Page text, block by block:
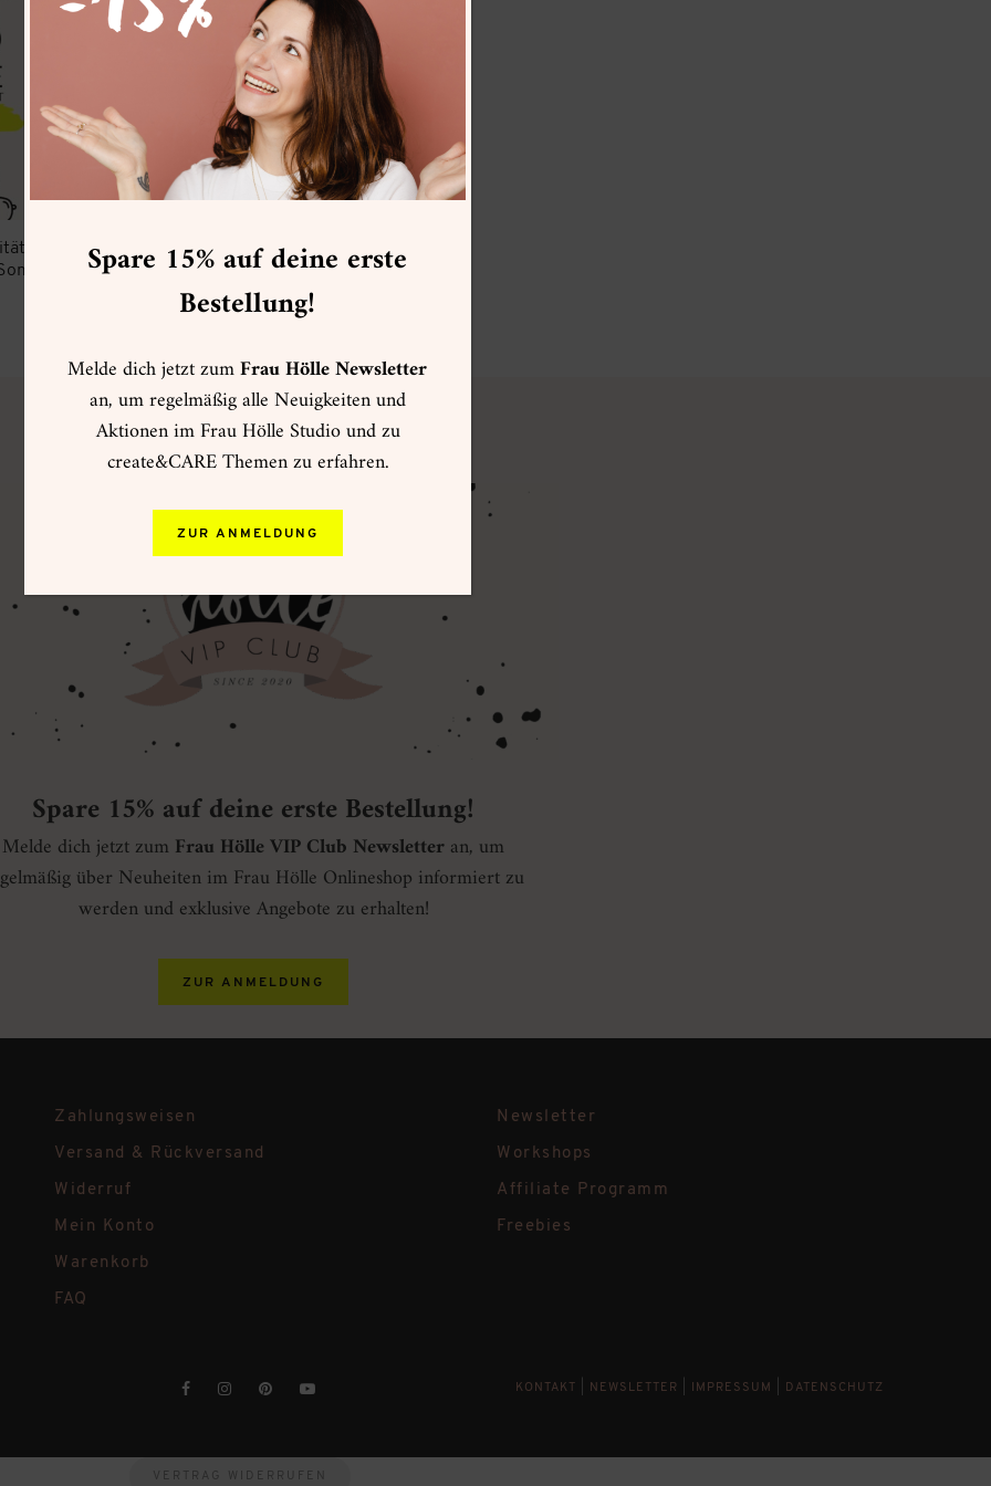
FRAU HÖLLEVIP CLUB
Spare 15% auf deine erste Bestellung!
Melde dich jetzt zum Frau Hölle VIP Club Newsletteran, um
über Neuheiten im Frau Hölle Onlineshop informiert zu
werden und exklusive Angebote zu erhalten!
ZUR ANMELDUNG
Zahlungsweisen
Versand & Rückversand
Widerruf
Mein Konto
Warenkorb
FAQ
Newsletter
Workshops
Affiliate Programm
Freebies
KONTAKT NEWSLETTER IMPRESSUM DATENSCHUTZ
VERTRAG WIDERRUFEN
Spare 15% auf deine erste
Bestellung!
Melde dich jetzt zumFrau Hölle Newsletter
an, um regelmäßig alle Neuigkeiten und
Aktionen im Frau Hölle Studio und zu
create&CARE Themen zu erfahren.
ZUR ANMELDUNG